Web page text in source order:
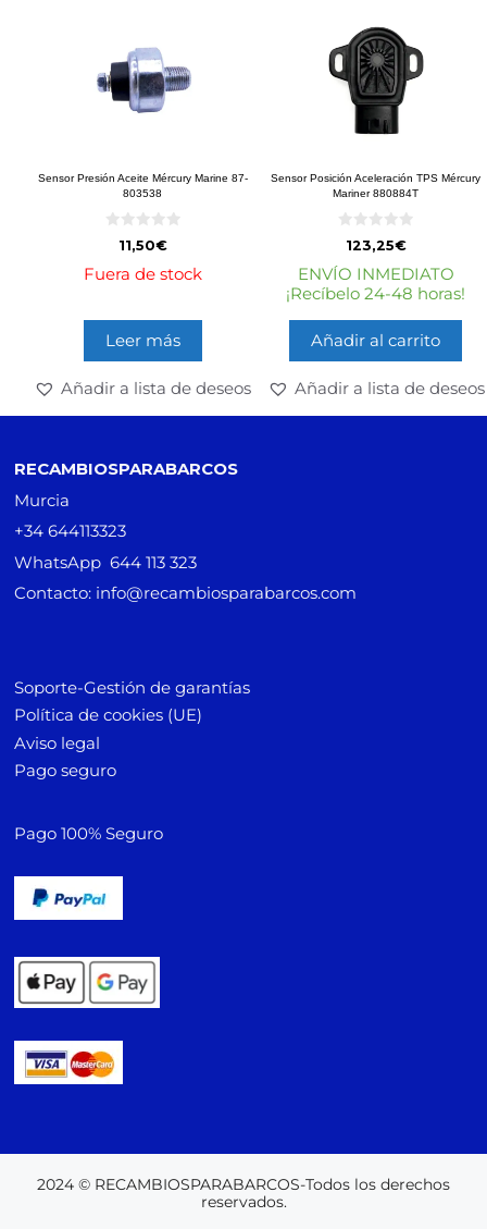
Sensor Presión Aceite Mércury Marine 87-
803538
5
11,50€
Fuera de stock
Leer más
Añadir a lista de deseos
Sensor Posición Aceleración TPS Mércury
Mariner 880884T
e
5
123,25€
ENVÍO INMEDIATO
¡Recíbelo 24-48 horas!
Añadir al carrito
Añadir a lista de deseos
RECAMBIOSPARABARCOS
Murcia
+34 644113323
WhatsApp 644 113 323
Contacto: info@recambiosparabarcos.com
Soporte-Gestión de garantías
Política de cookies (UE)
Aviso legal
Pago seguro
Pago 100% Seguro
2024 © RECAMBIOSPARABARCOS-Todos los derechos
reservados.